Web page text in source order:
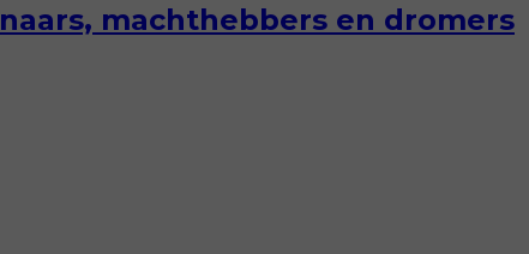
machthebbers en dromers